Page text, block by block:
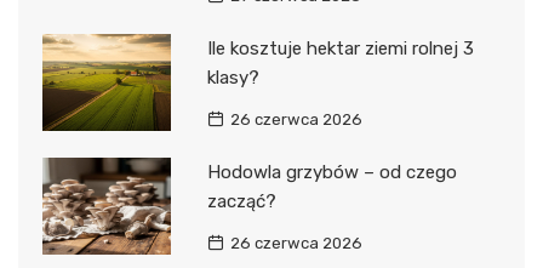
Ile kosztuje hektar ziemi rolnej 3
klasy?
26 czerwca 2026
Hodowla grzybów – od czego
zacząć?
26 czerwca 2026